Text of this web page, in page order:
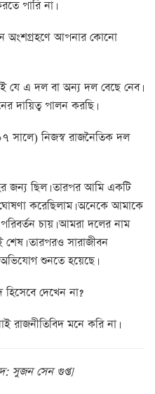
পারি না।
অংশগ্রহণে আপনার কোনো
যে এ দল বা অন্য দল বেছে নেব।
দায়িত্ব পালন করছি।
নিজস্ব রাজনৈতিক দল
জন্য ছিল। তারপর আমি একটি
করেছিলাম। অনেকে আমাকে
চায়। আমরা দলের নাম
শেষ। তারপরও সারাজীবন
শুনতে হয়েছে।
দেখেন না?
মনে করি না।
সুজন সেন গুপ্ত]